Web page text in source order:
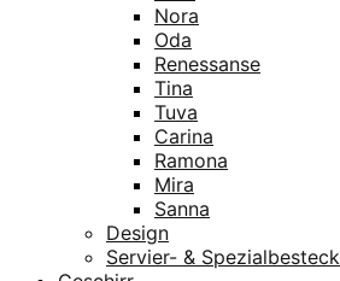
Nora
Oda
Renessanse
Tina
Tuva
Carina
Ramona
Mira
Sanna
Design
Servier- & Spezialbesteck